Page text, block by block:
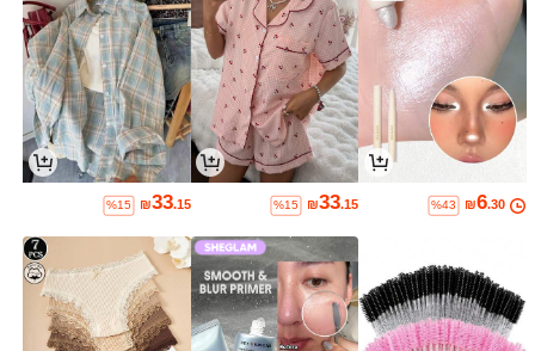
₪6.30
%43
₪33.15
%15
₪33.15
%15